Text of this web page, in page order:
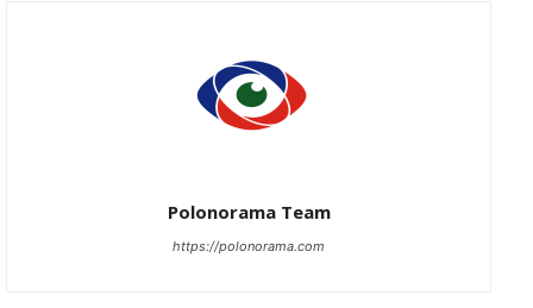
Polonorama Team
https://polonorama.com